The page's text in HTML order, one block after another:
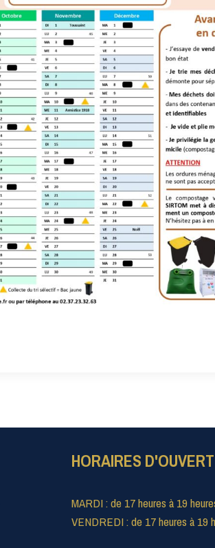
HORAIRES
MARDI : de 17 heures à 19
VENDREDI : de 17 heures à 19